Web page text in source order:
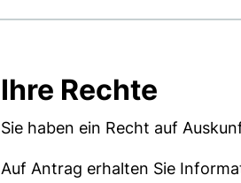
Ihre Rechte
Sie haben ein Recht auf
Auf Antrag erhalten Sie